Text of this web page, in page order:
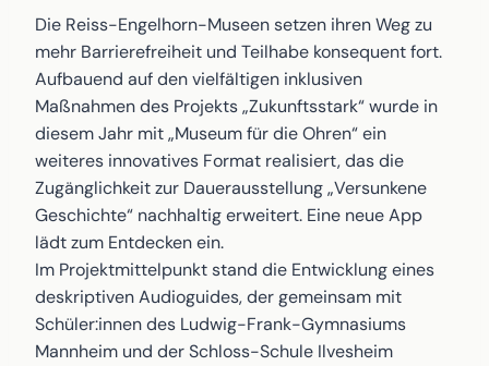
Die Reiss-Engelhorn-Museen setzen ihren Weg zu
mehr Barrierefreiheit und Teilhabe konsequent fort.
Aufbauend auf den vielfältigen inklusiven
Maßnahmen des Projekts „Zukunftsstark“ wurde in
diesem Jahr mit „Museum für die Ohren“ ein
weiteres innovatives Format realisiert, das die
Zugänglichkeit zur Dauerausstellung „Versunkene
Geschichte“ nachhaltig erweitert. Eine neue App
lädt zum Entdecken ein.
Im Projektmittelpunkt stand die Entwicklung eines
deskriptiven Audioguides, der gemeinsam mit
Schüler:innen des Ludwig-Frank-Gymnasiums
Mannheim und der Schloss-Schule Ilvesheim